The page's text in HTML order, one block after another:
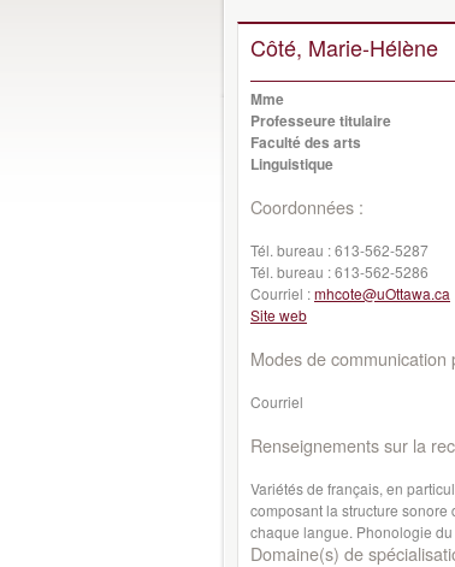
Côté, Marie-Hélène
Mme
Professeure titulaire
Faculté des arts
Linguistique
Coordonnées :
Tél. bureau :613-562-5287
Tél. bureau :613-562-5286
Courriel :mhcote@uOttawa.ca
Site web
Modes de communication
Courriel
Renseignements sur la
Variétés de français, en
composant la structure
chaque langue. Phonologie du
Domaine(s) de